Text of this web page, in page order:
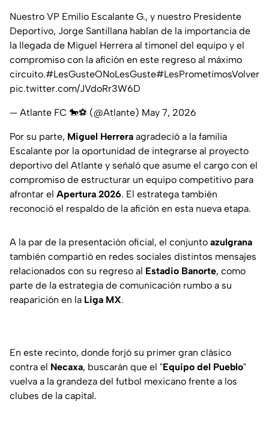
Nuestro VP Emilio Escalante G., y nuestro Presidente
Deportivo, Jorge Santillana hablan de la importancia de
la llegada de Miguel Herrera al timonel del equipo y el
compromiso con la afición en este regreso al máximo
circuito.#LesGusteONoLesGuste#LesPrometimosVolver
pic.twitter.com/JVdoRr3W6D
— Atlante FC 🐎⚽️ (@Atlante) May 7, 2026
Por su parte, Miguel Herrera agradeció a la familia
Escalante por la oportunidad de integrarse al proyecto
deportivo del Atlante y señaló que asume el cargo con el
compromiso de estructurar un equipo competitivo para
afrontar el Apertura 2026. El estratega también
reconoció el respaldo de la afición en esta nueva etapa.
A la par de la presentación oficial, el conjunto azulgrana
también compartió en redes sociales distintos mensajes
relacionados con su regreso al Estadio Banorte, como
parte de la estrategia de comunicación rumbo a su
reaparición en la Liga MX.
En este recinto, donde forjó su primer gran clásico
contra el Necaxa, buscarán que el "Equipo del Pueblo"
vuelva a la grandeza del futbol mexicano frente a los
clubes de la capital.